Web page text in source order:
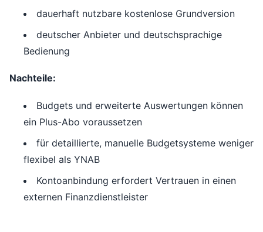
dauerhaft nutzbare kostenlose Grundversion
deutscher Anbieter und deutschsprachige
Bedienung
Nachteile:
Budgets und erweiterte Auswertungen können
ein Plus-Abo voraussetzen
für detaillierte, manuelle Budgetsysteme weniger
flexibel als YNAB
Kontoanbindung erfordert Vertrauen in einen
externen Finanzdienstleister